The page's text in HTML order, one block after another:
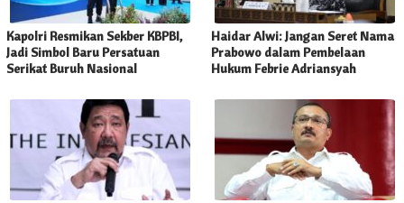
Kapolri Resmikan Sekber KBPBI,
Jadi Simbol Baru Persatuan
Serikat Buruh Nasional
Haidar Alwi: Jangan Seret Nama
Prabowo dalam Pembelaan
Hukum Febrie Adriansyah